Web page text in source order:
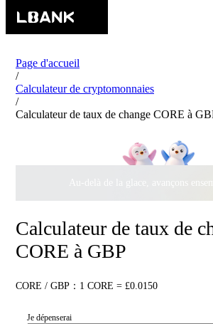
Page d'accueil
/
Calculateur de cryptomonnaies
/
Calculateur de taux de change CORE à
Calculateur de taux de
CORE à GBP
CORE / GBP：1 CORE = £0.0150
Je dépenserai